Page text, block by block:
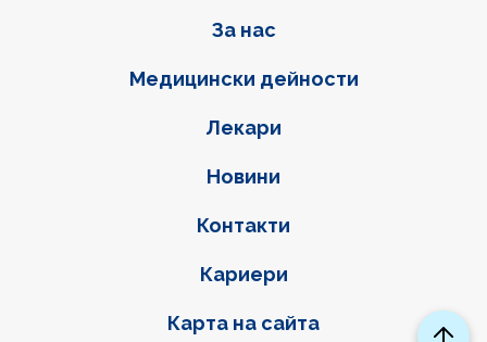
Фуутер навигация
За нас
Медицински дейности
Лекари
Новини
Контакти
Кариери
Карта на сайта